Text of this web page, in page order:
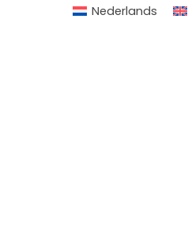
Nederlands